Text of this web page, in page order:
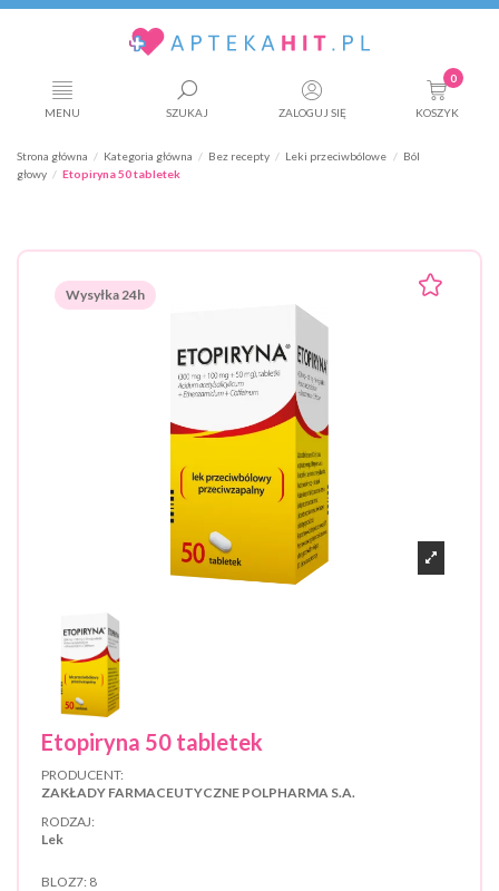
MENU SZUKAJ ZALOGUJ SIĘ
0
KOSZYK
Strona główna Kategoria główna Bez recepty Leki przeciwbólowe
Ból
głowy
Etopiryna 50 tabletek
Wysyłka 24h
Etopiryna 50 tabletek
PRODUCENT:
ZAKŁADY FARMACEUTYCZNE POLPHARMA S.A.
RODZAJ:
Lek
BLOZ7: 8